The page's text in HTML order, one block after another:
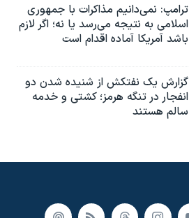
ترامپ: نمی‌دانیم مذاکرات با جمهوری
اسلامی به نتیجه می‌رسد یا نه؛ اگر لازم
باشد آمریکا آماده اقدام است
گزارش یک نفتکش از شنیده شدن دو
انفجار در تنگه هرمز؛ کشتی و خدمه
سالم هستند